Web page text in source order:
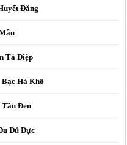
Đằng
Tả Diệp
Bạc Hà Khô
Tầu Đen
Đủ Đực